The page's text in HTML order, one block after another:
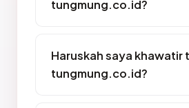
tungmung.co.id?
Haruskah saya khawatir
tungmung.co.id?